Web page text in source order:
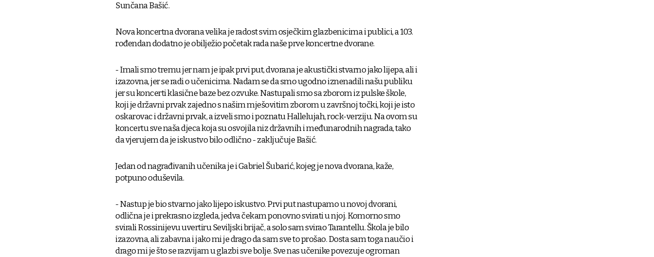
Sunčana Bašić.
Nova koncertna dvorana velika je radost svim osječkim glazbenicima i publici, a 103.
rođendan dodatno je obilježio početak rada naše prve koncertne dvorane.
- Imali smo tremu jer nam je ipak prvi put, dvorana je akustički stvarno jako lijepa, ali i
izazovna, jer se radi o učenicima. Nadam se da smo ugodno iznenadili našu publiku
jer su koncerti klasične baze bez ozvuke. Nastupali smo sa zborom iz pulske škole,
koji je državni prvak zajedno s našim mješovitim zborom u završnoj točki, koji je isto
oskarovac i državni prvak, a izveli smo i poznatu Hallelujah, rock-verziju. Na ovom su
koncertu sve naša djeca koja su osvojila niz državnih i međunarodnih nagrada, tako
da vjerujem da je iskustvo bilo odlično - zaključuje Bašić.
Jedan od nagrađivanih učenika je i Gabriel Šubarić, kojeg je nova dvorana, kaže,
potpuno oduševila.
- Nastup je bio stvarno jako lijepo iskustvo. Prvi put nastupamo u novoj dvorani,
odlična je i prekrasno izgleda, jedva čekam ponovno svirati u njoj. Komorno smo
svirali Rossinijevu uvertiru Seviljski brijač, a solo sam svirao Tarantellu. Škola je bilo
izazovna, ali zabavna i jako mi je drago da sam sve to prošao. Dosta sam toga naučio i
drago mi je što se razvijam u glazbi sve bolje. Sve nas učenike povezuje ogroman